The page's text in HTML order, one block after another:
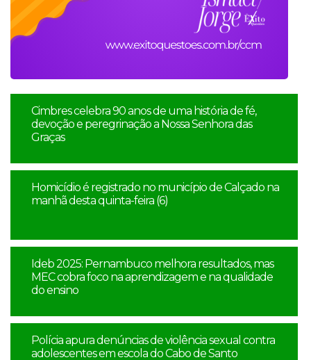
Cimbres celebra 90 anos de uma história de fé,
devoção e peregrinação a Nossa Senhora das
Graças
Homicídio é registrado no município de Calçado na
manhã desta quinta-feira (6)
Ideb 2025: Pernambuco melhora resultados, mas
MEC cobra foco na aprendizagem e na qualidade
do ensino
Polícia apura denúncias de violência sexual contra
adolescentes em escola do Cabo de Santo